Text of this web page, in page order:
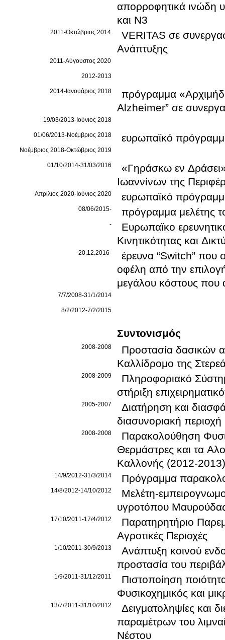
απορροφητικά ινώδη
και N3
2011-Οκτώβριος 2014
VERITAS σε
Ανάπτυξης
2011-Αύγουστος 2020
2012-2013
2014-Ιανουάριος 2018
πρόγραμμα
Alzheimer” σε
19/03/2013-Ιούνιος 2018
01/06/2013-Νοέμβριος 2018 ευρωπαϊκό
Νοέμβριος 2018-Οκτώβριος 2019
01/10/2014-31/03/2016
«Γηράσκω εν
Ιωαννίνων της
Απρίλιος 2020-Ιούνιος 2020 ευρωπαϊκό
08/06/2015- πρόγραμμα μελέτης
-
Ευρωπαϊκο
Κινητικότητας και
20.12.2016-
έρευνα “Switch” που
οφέλη από την
μεγάλου κόστους που
7/7/2008-31/1/2014
8/2/2012-7/2/2015
Συντονισμός
2008-2008
Προστασία δασικών
Καλλίδρομο της
2008-2009
Πληροφοριακό
στήριξη
2005-2007
Διατήρηση και
διασυνοριακή περιοχή
2008-2008
Παρακολούθηση
Θερμάστρες και τα
Καλλονής (2012-2013)
14/9/2012-31/3/2014 Πρόγραμμα
14/8/2012-14/10/2012
Μελέτη-
υγροτόπου
17/10/2011-17/4/2012
Παρατηρητήριο
Αγροτικές Περιοχές
1/10/2011-30/9/2013
Ανάπτυξη κοινού
προστασία του
1/9/2011-31/12/2011
Πιστοποίηση
Φυσικοχημικός και
13/7/2011-31/10/2012
Δειγματοληψίες και
παραμέτρων του
Νέστου